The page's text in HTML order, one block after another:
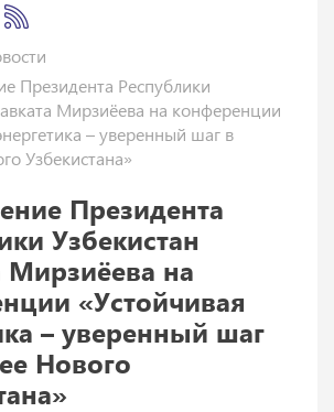
Президента Республики
Мирзиёева на конференции
– уверенный шаг в
Узбекистана»
Президента
Узбекистан
Мирзиёева на
«Устойчивая
– уверенный шаг
Нового